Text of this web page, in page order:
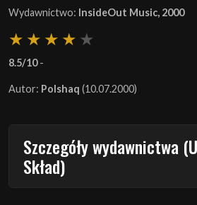
Wydawnictwo: InsideOut Music, 2000
8.5/10-
Autor: Polshaq (10.07.2000)
Szczegóły wydawnictwa
Skład)